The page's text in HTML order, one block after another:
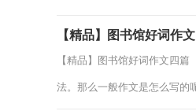
【精品】图书馆好词作
【精品】图书馆好词作文四
法。那么一般作文是怎么写的